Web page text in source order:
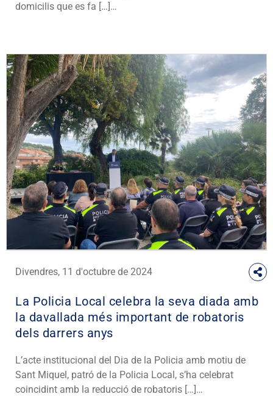
domicilis que es fa […]…
Divendres, 11 d'octubre de 2024
La Policia Local celebra la seva diada amb
la davallada més important de robatoris
dels darrers anys
L’acte institucional del Dia de la Policia amb motiu de
Sant Miquel, patró de la Policia Local, s’ha celebrat
coincidint amb la reducció de robatoris […]…